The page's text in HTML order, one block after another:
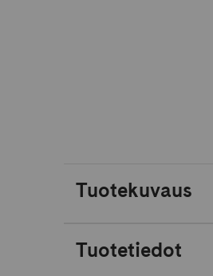
Tuotekuvaus
Tuotetiedot